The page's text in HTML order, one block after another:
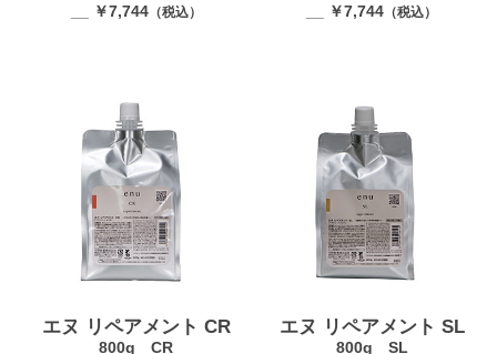
__ ￥7,744（税込） __ ￥7,744 （税込）
エヌ リペアメント CR
800g CR
エヌ リペアメント SL
800g SL